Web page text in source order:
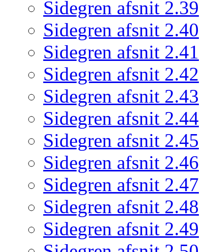
Sidegren afsnit 2.39
Sidegren afsnit 2.40
Sidegren afsnit 2.41
Sidegren afsnit 2.42
Sidegren afsnit 2.43
Sidegren afsnit 2.44
Sidegren afsnit 2.45
Sidegren afsnit 2.46
Sidegren afsnit 2.47
Sidegren afsnit 2.48
Sidegren afsnit 2.49